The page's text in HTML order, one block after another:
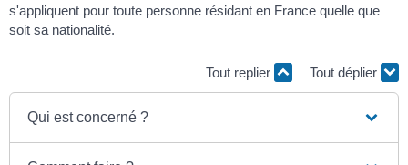
s'appliquent pour toute personne résidant en France quelle que
soit sa nationalité.
Tout replier Tout déplier
Qui est concerné ?